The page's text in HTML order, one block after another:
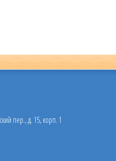
пер., д. 15, корп. 1